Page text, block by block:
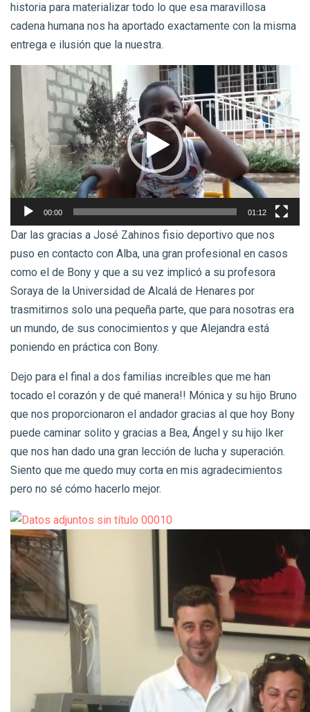
historia para materializar todo lo que esa maravillosa
cadena humana nos ha aportado exactamente con la misma
entrega e ilusión que la nuestra.
Reproductor
vídeo
00:00 01:12
Dar las gracias a José Zahinos fisio deportivo que nos
puso en contacto con Alba, una gran profesional en casos
como el de Bony y que a su vez implicó a su profesora
Soraya de la Universidad de Alcalá de Henares por
trasmitirnos solo una pequeña parte, que para nosotras era
un mundo, de sus conocimientos y que Alejandra está
poniendo en práctica con Bony.
Dejo para el final a dos familias increíbles que me han
tocado el corazón y de qué manera!! Mónica y su hijo Bruno
que nos proporcionaron el andador gracias al que hoy Bony
puede caminar solito y gracias a Bea, Ángel y su hijo Iker
que nos han dado una gran lección de lucha y superación.
Siento que me quedo muy corta en mis agradecimientos
pero no sé cómo hacerlo mejor.